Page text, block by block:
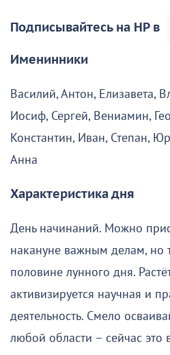
Подписывайтесь на НР в
Именинники
Василий, Антон, Елизавета,
Иосиф, Сергей, Вениамин,
Константин, Иван, Степан,
Анна
Характеристика дня
День начинаний. Можно
накануне важным делам, но
половине лунного дня.
активизируется научная и
деятельность. Смело
любой области – сейчас это